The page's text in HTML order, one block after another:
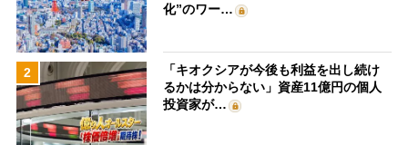
化”のワー…
2
「キオクシアが今後も利益を出し続け
るかは分からない」資産11億円の個人
投資家が…